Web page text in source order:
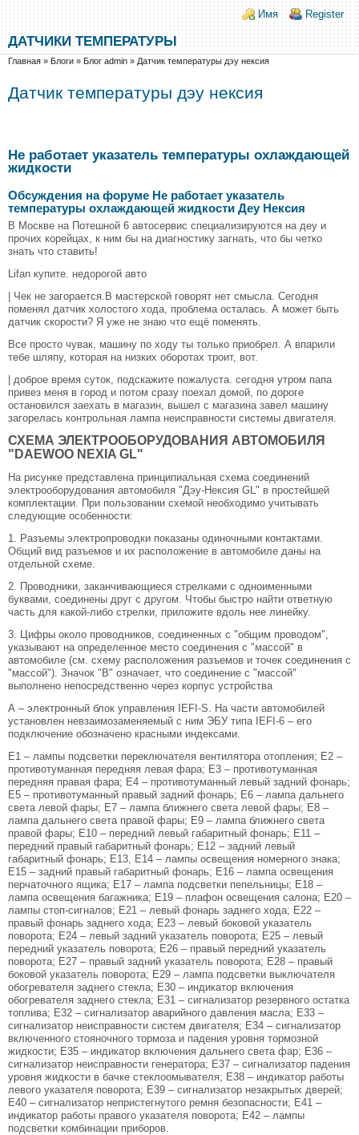
Перейти к основному содержанию
Skip to search
Login links
Имя Register
ДАТЧИКИ ТЕМПЕРАТУРЫ
Вы здесь
Главная » Блоги » Блог admin » Датчик температуры дэу нексия
Датчик температуры дэу нексия
Не работает указатель температуры охлаждающей
жидкости
Обсуждения на форуме Не работает указатель
температуры охлаждающей жидкости Деу Нексия
В Москве на Потешной 6 автосервис специализируются на деу и
прочих корейцах, к ним бы на диагностику загнать, что бы четко
знать что ставить!
Lifan купите. недорогой авто
| Чек не загорается.В мастерской говорят нет смысла. Сегодня
поменял датчик холостого хода, проблема осталась. А может быть
датчик скорости? Я уже не знаю что ещё поменять.
Все просто чувак, машину по ходу ты только приобрел. А впарили
тебе шляпу, которая на низких оборотах троит, вот.
| доброе время суток, подскажите пожалуста. сегодня утром папа
привез меня в город и потом сразу поехал домой, по дороге
остановился заехать в магазин, вышел с магазина завел машину
загорелась контрольная лампа неисправности системы двигателя.
СХЕМА ЭЛЕКТРООБОРУДОВАНИЯ АВТОМОБИЛЯ
"DAEWOO NEXIA GL"
На рисунке представлена принципиальная схема соединений
электрооборудования автомобиля "Дэу-Нексия GL" в простейшей
комплектации. При пользовании схемой необходимо учитывать
следующие особенности:
1. Разъемы электропроводки показаны одиночными контактами.
Общий вид разъемов и их расположение в автомобиле даны на
отдельной схеме.
2. Проводники, заканчивающиеся стрелками с одноименными
буквами, соединены друг с другом. Чтобы быстро найти ответную
часть для какой-либо стрелки, приложите вдоль нее линейку.
3. Цифры около проводников, соединенных с "общим проводом",
указывают на определенное место соединения с "массой" в
автомобиле (см. схему расположения разъемов и точек соединения с
"массой"). Значок "В" означает, что соединение с "массой"
выполнено непосредственно через корпус устройства
А – электронный блок управления IEFI-S. На части автомобилей
установлен невзаимозаменяемый с ним ЭБУ типа IEFI-6 – его
подключение обозначено красными индексами.
Е1 – лампы подсветки переключателя вентилятора отопления; Е2 –
противотуманная передняя левая фара; Е3 – противотуманная
передняя правая фара; Е4 – противотуманный левый задний фонарь;
Е5 – противотуманный правый задний фонарь; Е6 – лампа дальнего
света левой фары; Е7 – лампа ближнего света левой фары; Е8 –
лампа дальнего света правой фары; Е9 – лампа ближнего света
правой фары; Е10 – передний левый габаритный фонарь; Е11 –
передний правый габаритный фонарь; Е12 – задний левый
габаритный фонарь; Е13, Е14 – лампы освещения номерного знака;
Е15 – задний правый габаритный фонарь; Е16 – лампа освещения
перчаточного ящика; Е17 – лампа подсветки пепельницы; Е18 –
лампа освещения багажника; Е19 – плафон освещения салона; Е20 –
лампы стоп-сигналов; Е21 – левый фонарь заднего хода; Е22 –
правый фонарь заднего хода; Е23 – левый боковой указатель
поворота; Е24 – левый задний указатель поворота; Е25 – левый
передний указатель поворота; Е26 – правый передний указатель
поворота; Е27 – правый задний указатель поворота; Е28 – правый
боковой указатель поворота; Е29 – лампа подсветки выключателя
обогревателя заднего стекла; Е30 – индикатор включения
обогревателя заднего стекла; Е31 – сигнализатор резервного остатка
топлива; Е32 – сигнализатор аварийного давления масла; Е33 –
сигнализатор неисправности систем двигателя; Е34 – сигнализатор
включенного стояночного тормоза и падения уровня тормозной
жидкости; Е35 – индикатор включения дальнего света фар; Е36 –
сигнализатор неисправности генератора; Е37 – сигнализатор падения
уровня жидкости в бачке стеклоомывателя; Е38 – индикатор работы
левого указателя поворота; Е39 – сигнализатор незакрытых дверей;
Е40 – сигнализатор непристегнутого ремня безопасности; Е41 –
индикатор работы правого указателя поворота; Е42 – лампы
подсветки комбинации приборов.